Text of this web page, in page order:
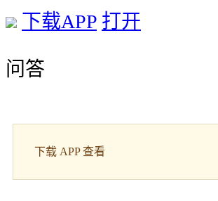
下载APP 打开
问答
下载 APP 查看